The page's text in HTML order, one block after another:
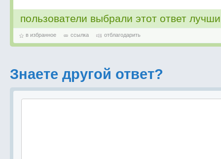
пользователи выбрали этот ответ
в избранное ссылка отблагодарить
Знаете другой ответ?